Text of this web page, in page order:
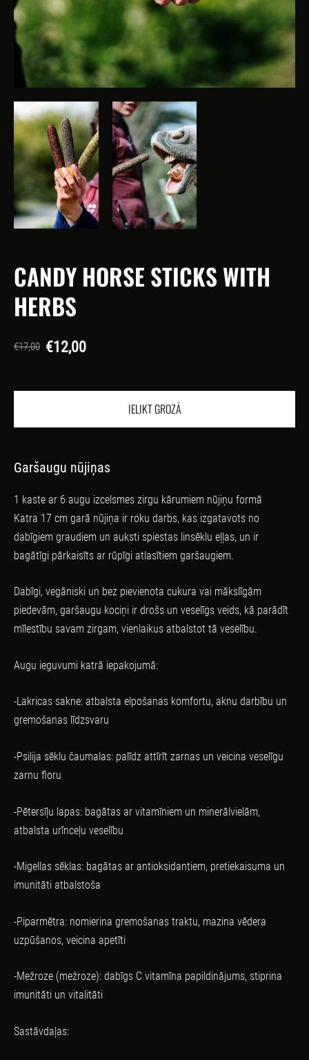
CANDY HORSE STICKS WITH
HERBS
€17,00 €12,00
IELIKT GROZĀ
Garšaugu nūjiņas
1 kaste ar 6 augu izcelsmes zirgu kārumiem nūjiņu formā
Katra 17 cm garā nūjiņa ir roku darbs, kas izgatavots no
dabīgiem graudiem un auksti spiestas linsēklu eļļas, un ir
bagātīgi pārkaisīts ar rūpīgi atlasītiem garšaugiem.
Dabīgi, vegāniski un bez pievienota cukura vai mākslīgām
piedevām, garšaugu kociņi ir drošs un veselīgs veids, kā parādīt
mīlestību savam zirgam, vienlaikus atbalstot tā veselību.
Augu ieguvumi katrā iepakojumā:
-Lakricas sakne: atbalsta elpošanas komfortu, aknu darbību un
gremošanas līdzsvaru
-Psilija sēklu čaumalas: palīdz attīrīt zarnas un veicina veselīgu
zarnu floru
-Pētersīļu lapas: bagātas ar vitamīniem un minerālvielām,
atbalsta urīnceļu veselību
-Migellas sēklas: bagātas ar antioksidantiem, pretiekaisuma un
imunitāti atbalstoša
-Piparmētra: nomierina gremošanas traktu, mazina vēdera
uzpūšanos, veicina apetīti
-Mežroze (mežroze): dabīgs C vitamīna papildinājums, stiprina
imunitāti un vitalitāti
Sastāvdaļas: